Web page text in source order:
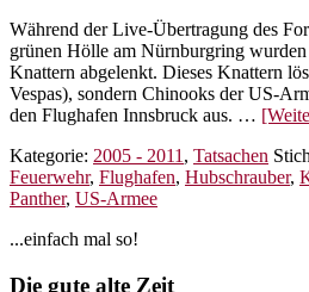
Während der Live-Übertragung des
grünen Hölle am Nürnburgring
Knattern abgelenkt. Dieses Knattern
Vespas), sondern Chinooks der US-
den Flughafen Innsbruck aus. …
Kategorie: 2005 - 2011 , Tatsachen
Feuerwehr, Flughafen, Hubschrauber,
Panther, US-Armee
Seitenspalte
...einfach mal so!
Die gute alte Zeit